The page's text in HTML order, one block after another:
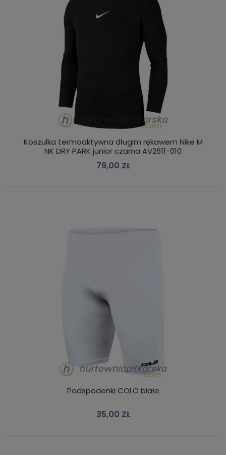
Koszulka termoaktywna długim rękawem Nike M
NK DRY PARK junior czarna AV2611-010
79,00 ZŁ
Podspodenki COLO białe
35,00 ZŁ